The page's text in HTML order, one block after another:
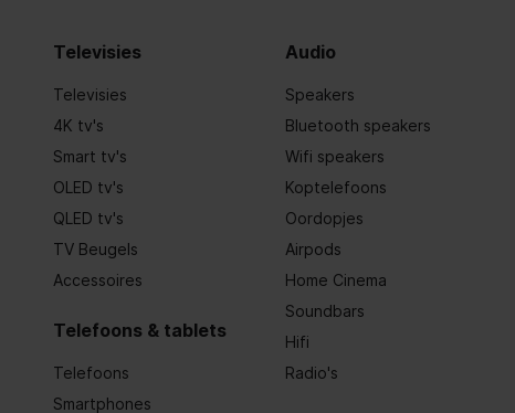
Televisies
Televisies
4K tv's
Smart tv's
OLED tv's
QLED tv's
TV Beugels
Accessoires
Telefoons & tablets
Telefoons
Smartphones
Audio
Speakers
Bluetooth speakers
Wifi speakers
Koptelefoons
Oordopjes
Airpods
Home Cinema
Soundbars
Hifi
Radio's